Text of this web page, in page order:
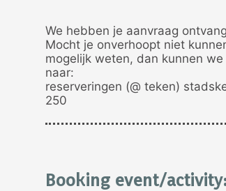
We hebben je aanvraag
Mocht je onverhoopt niet
mogelijk weten, dan kunnen
naar:
reserveringen (@ teken)
250
Booking event/activity: